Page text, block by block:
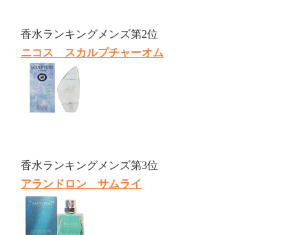
香水ランキングメンズ第2位
ニコス スカルプチャーオム
香水ランキングメンズ第3位
アランドロン サムライ